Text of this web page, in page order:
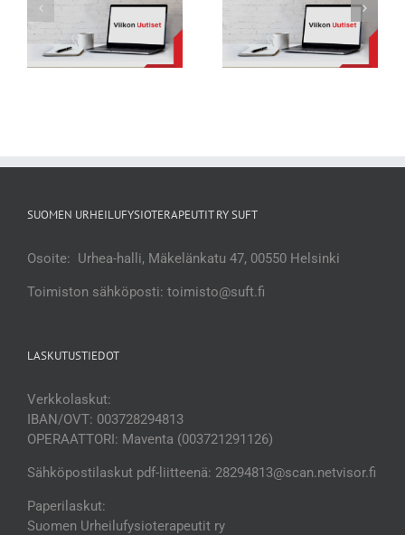
Viikon Uutiset 232: Tarkkana selän
rasitusmurtumien kanssa
Viikon Uutiset 231: Nuorten
urheilijoiden biologisessa
kehityksessä suuria eroja
SUOMEN URHEILUFYSIOTERAPEUTIT RY SUFT
Osoite: Urhea-halli, Mäkelänkatu 47, 00550 Helsinki
Toimiston sähköposti: toimisto@suft.fi
LASKUTUSTIEDOT
Verkkolaskut:
IBAN/OVT: 003728294813
OPERAATTORI: Maventa (003721291126)
Sähköpostilaskut pdf-liitteenä: 28294813@scan.netvisor.fi
Paperilaskut:
Suomen Urheilufysioterapeutit ry